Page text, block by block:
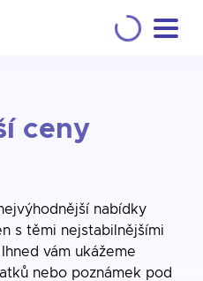
ceny
nabídky
s těmi nejstabilnějšími
vám ukážeme
nebo poznámek pod